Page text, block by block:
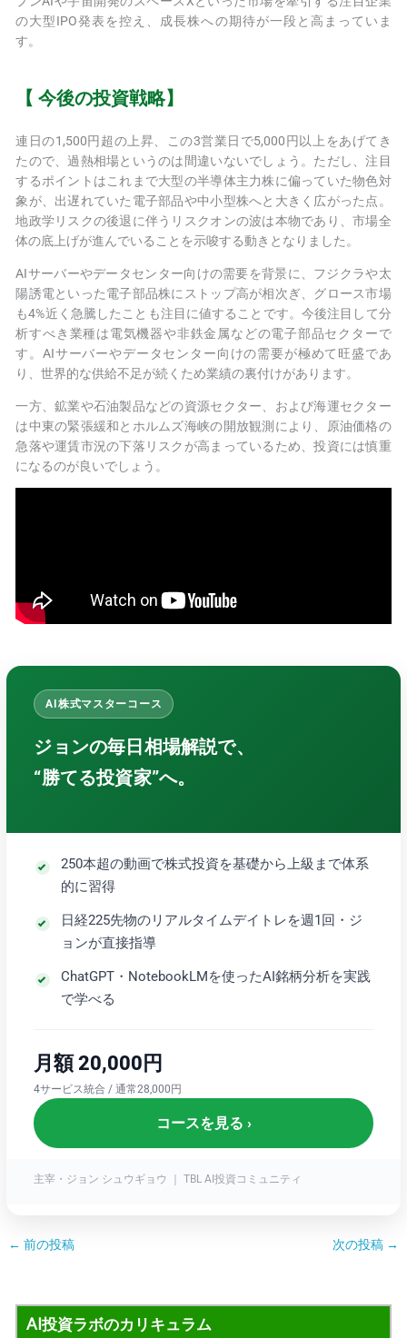
の大型IPO発表を控え、成長株への期待が一段と高まっていま
す。
【 今後の投資戦略】
連日の1,500円超の上昇、この3営業日で5,000円以上をあげてき
たので、過熱相場というのは間違いないでしょう。ただし、注目
するポイントはこれまで大型の半導体主力株に偏っていた物色対
象が、出遅れていた電子部品や中小型株へと大きく広がった点。
地政学リスクの後退に伴うリスクオンの波は本物であり、市場全
体の底上げが進んでいることを示唆する動きとなりました。
AIサーバーやデータセンター向けの需要を背景に、フジクラや太
陽誘電といった電子部品株にストップ高が相次ぎ、グロース市場
も4%近く急騰したことも注目に値することです。今後注目して分
析すべき業種は電気機器や非鉄金属などの電子部品セクターで
す。AIサーバーやデータセンター向けの需要が極めて旺盛であ
り、世界的な供給不足が続くため業績の裏付けがあります。
一方、鉱業や石油製品などの資源セクター、および海運セクター
は中東の緊張緩和とホルムズ海峡の開放観測により、原油価格の
急落や運賃市況の下落リスクが高まっているため、投資には慎重
になるのが良いでしょう。
AI株式マスターコース
ジョンの毎日相場解説で、
“勝てる投資家”へ。
250本超の動画で株式投資を基礎から上級まで体系
的に習得
日経225先物のリアルタイムデイトレを週1回・ジ
ョンが直接指導
ChatGPT・NotebookLMを使ったAI銘柄分析を実践
で学べる
月額 20,000円
4サービス統合 / 通常28,000円
コースを見る ›
主宰・ジョン シュウギョウ ｜ TBL AI投資コミュニティ
← 前の投稿 次の投稿 →
AI投資ラボのカリキュラム